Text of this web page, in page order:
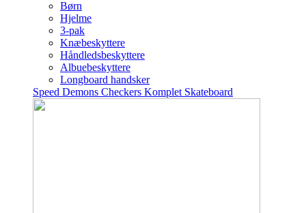
Børn
Hjelme
3-pak
Knæbeskyttere
Håndledsbeskyttere
Albuebeskyttere
Longboard handsker
Speed Demons Checkers Komplet Skateboard